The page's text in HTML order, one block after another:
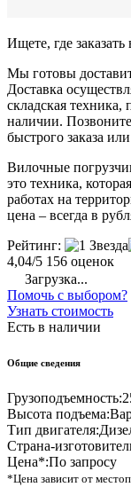
Ищете, где
Мы готовы
Доставка
складская техника,
наличии.
быстрого заказа
Вилочные
это техника,
работах на
цена – всегда в
Рейтинг:
4,04/5 156 оценок
Загрузка...
Помочь с выбором?
Узнать стоимость
Есть в наличии
Общие сведения
Грузоподъемность:
Высота подъема:
Тип двигателя:
Страна-
Цена*:По запросу
*Цена зависит от